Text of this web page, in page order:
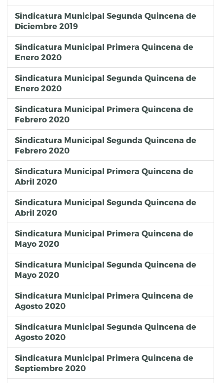
Sindicatura Municipal Segunda Quincena de
Diciembre 2019
Sindicatura Municipal Primera Quincena de
Enero 2020
Sindicatura Municipal Segunda Quincena de
Enero 2020
Sindicatura Municipal Primera Quincena de
Febrero 2020
Sindicatura Municipal Segunda Quincena de
Febrero 2020
Sindicatura Municipal Primera Quincena de
Abril 2020
Sindicatura Municipal Segunda Quincena de
Abril 2020
Sindicatura Municipal Primera Quincena de
Mayo 2020
Sindicatura Municipal Segunda Quincena de
Mayo 2020
Sindicatura Municipal Primera Quincena de
Agosto 2020
Sindicatura Municipal Segunda Quincena de
Agosto 2020
Sindicatura Municipal Primera Quincena de
Septiembre 2020